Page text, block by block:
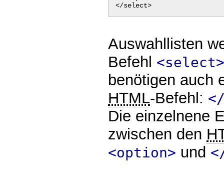
</select>
Auswahllisten
Befehl
benötigen auch
HTML-Befehl:
Die einzelnene
zwischen den
<option> und